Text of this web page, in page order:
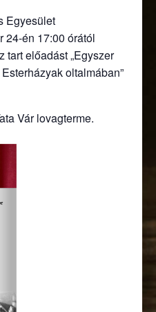
Egyesület
24-én 17:00 órától
tart előadást „Egyszer
oltalmában”
Vár lovagterme.